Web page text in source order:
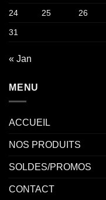
24 25 26
31
« Jan
MENU
ACCUEIL
NOS PRODUITS
SOLDES/PROMOS
CONTACT